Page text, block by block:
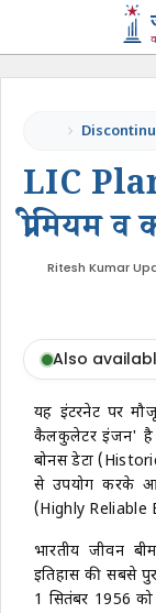
LIC
प्रीमियम
Ritesh Kumar
Also
यह इंटरनेट पर
कैलकुलेटर इंजन'
बोनस डेटा
से उपयोग करके
(Highly Reliable
भारतीय जीवन
इतिहास की सबसे
1 सितंबर 1956